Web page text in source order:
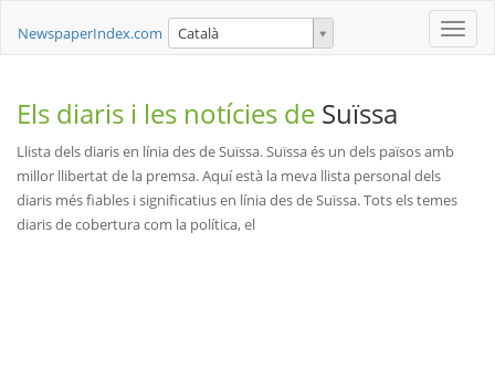
Toggle
NewspaperIndex.com Català
Els diaris i les notícies de Suïssa
Llista dels diaris en línia des de Suïssa. Suïssa és un dels països amb
millor llibertat de la premsa. Aquí està la meva llista personal dels
diaris més fiables i significatius en línia des de Suïssa. Tots els temes
diaris de cobertura com la política, el